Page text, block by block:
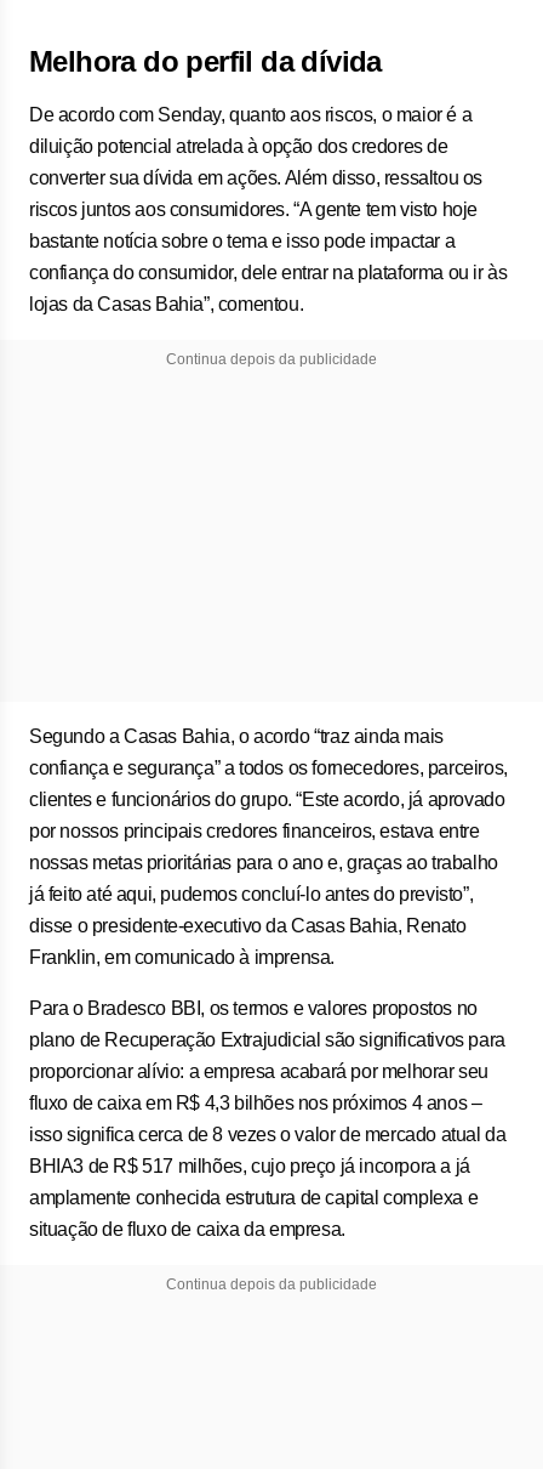
Melhora do perfil da dívida
De acordo com Senday, quanto aos riscos, o maior é a
diluição potencial atrelada à opção dos credores de
converter sua dívida em ações. Além disso, ressaltou os
riscos juntos aos consumidores. “A gente tem visto hoje
bastante notícia sobre o tema e isso pode impactar a
confiança do consumidor, dele entrar na plataforma ou ir às
lojas da Casas Bahia”, comentou.
Continua depois da publicidade
Segundo a Casas Bahia, o acordo “traz ainda mais
confiança e segurança” a todos os fornecedores, parceiros,
clientes e funcionários do grupo. “Este acordo, já aprovado
por nossos principais credores financeiros, estava entre
nossas metas prioritárias para o ano e, graças ao trabalho
já feito até aqui, pudemos concluí-lo antes do previsto”,
disse o presidente-executivo da Casas Bahia, Renato
Franklin, em comunicado à imprensa.
Para o Bradesco BBI, os termos e valores propostos no
plano de Recuperação Extrajudicial são significativos para
proporcionar alívio: a empresa acabará por melhorar seu
fluxo de caixa em R$ 4,3 bilhões nos próximos 4 anos –
isso significa cerca de 8 vezes o valor de mercado atual da
BHIA3 de R$ 517 milhões, cujo preço já incorpora a já
amplamente conhecida estrutura de capital complexa e
situação de fluxo de caixa da empresa.
Continua depois da publicidade